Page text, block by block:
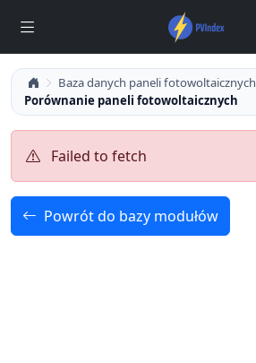
Baza danych paneli fotowoltaicznych
Porównanie paneli fotowoltaicznych
Failed to fetch
Powrót do bazy modułów